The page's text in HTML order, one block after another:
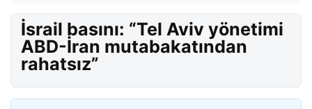
İsrail basını: “Tel Aviv yönetimi
ABD-İran mutabakatından
rahatsız”